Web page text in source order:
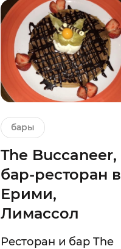
бары
The Buccaneer,
бар-ресторан в
Ерими,
Лимассол
Ресторан и бар The